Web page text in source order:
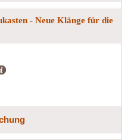
- Neue Klänge für die